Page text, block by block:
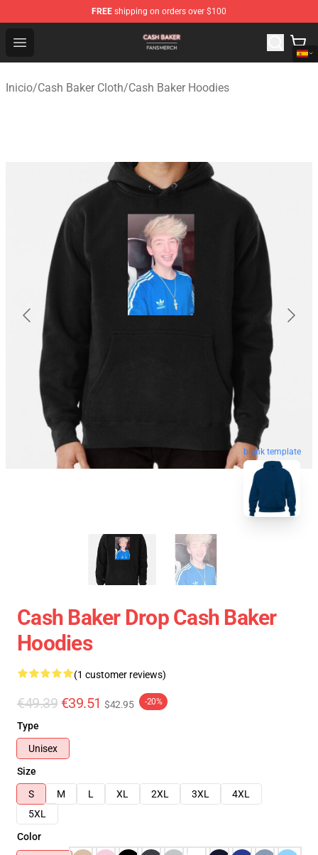
FREE shipping on orders over $100
Open menu
Cash Baker Shop - Official Cash Baker Merchandise
Inicio/Cash Baker Cloth/Cash Baker Hoodies
blank template
Cash Baker Drop Cash Baker
Hoodies
(1 customer reviews)
€49.39 €39.51 $42.95 -20%
Type
Unisex
Size
S
M L XL 2XL 3XL
4XL
5XL
Color